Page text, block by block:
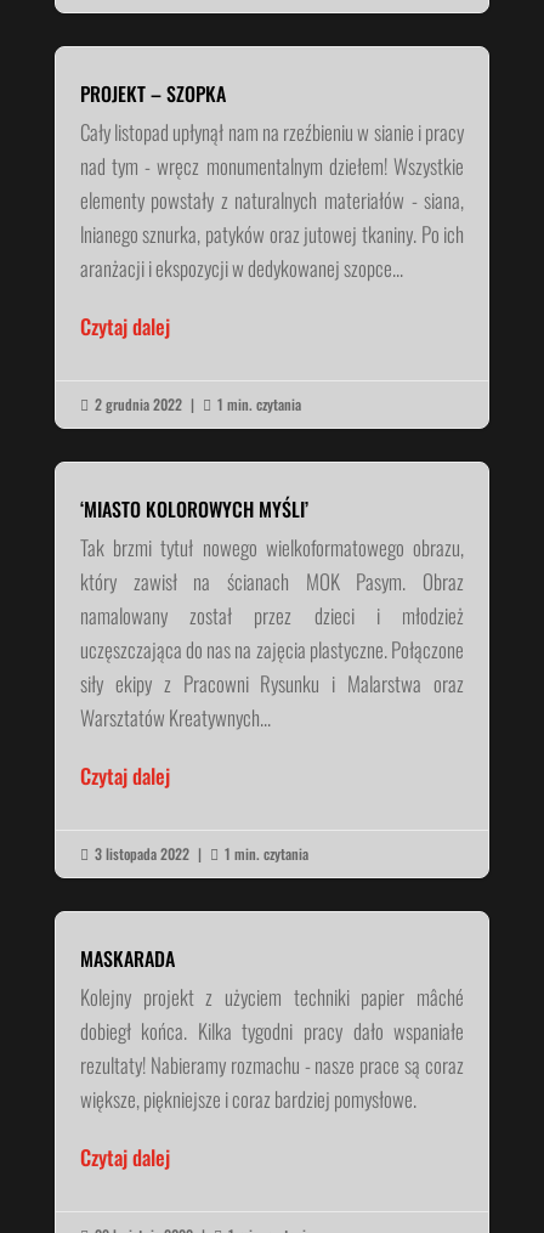
PROJEKT – SZOPKA
Cały listopad upłynął nam na rzeźbieniu w sianie i pracy
nad tym - wręcz monumentalnym dziełem! Wszystkie
elementy powstały z naturalnych materiałów - siana,
lnianego sznurka, patyków oraz jutowej tkaniny. Po ich
aranżacji i ekspozycji w dedykowanej szopce...
Czytaj dalej
 2 grudnia 2022 |  1 min. czytania
‘MIASTO KOLOROWYCH MYŚLI’
Tak brzmi tytuł nowego wielkoformatowego obrazu,
który zawisł na ścianach MOK Pasym. Obraz
namalowany został przez dzieci i młodzież
uczęszczająca do nas na zajęcia plastyczne. Połączone
siły ekipy z Pracowni Rysunku i Malarstwa oraz
Warsztatów Kreatywnych...
Czytaj dalej
 3 listopada 2022 |  1 min. czytania
MASKARADA
Kolejny projekt z użyciem techniki papier mâché
dobiegł końca. Kilka tygodni pracy dało wspaniałe
rezultaty! Nabieramy rozmachu - nasze prace są coraz
większe, piękniejsze i coraz bardziej pomysłowe.
Czytaj dalej